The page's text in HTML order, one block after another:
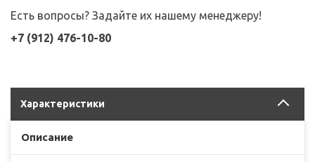
Есть вопросы? Задайте их нашему менеджеру!
+7 (912) 476-10-80
Характеристики
Описание